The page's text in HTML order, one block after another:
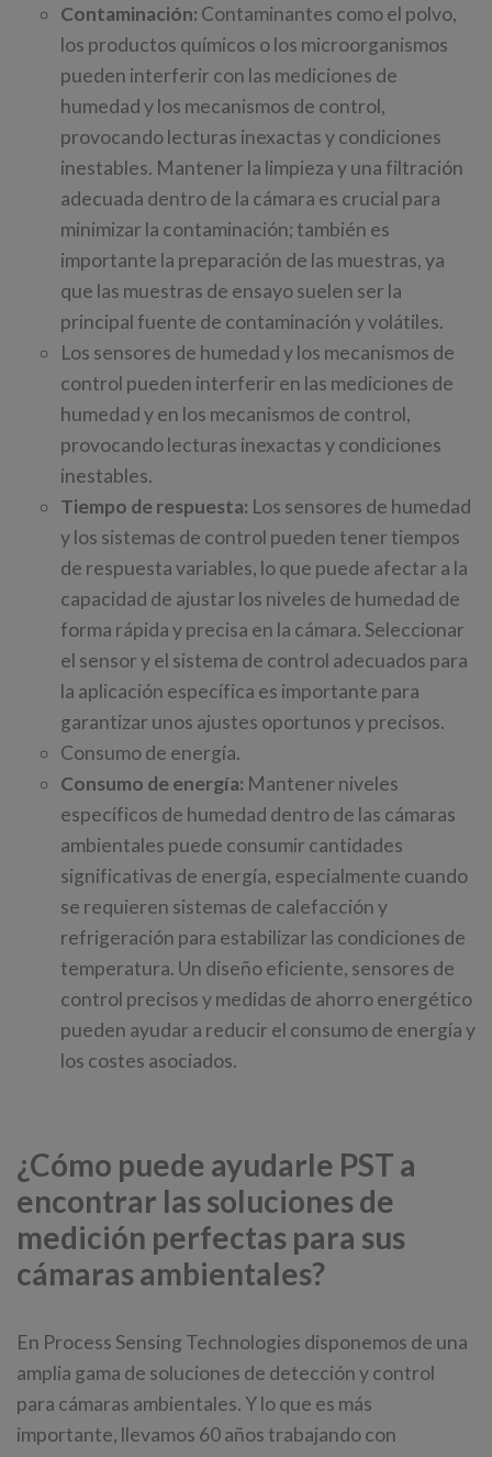
Contaminación: Contaminantes como el polvo,
los productos químicos o los microorganismos
pueden interferir con las mediciones de
humedad y los mecanismos de control,
provocando lecturas inexactas y condiciones
inestables. Mantener la limpieza y una filtración
adecuada dentro de la cámara es crucial para
minimizar la contaminación; también es
importante la preparación de las muestras, ya
que las muestras de ensayo suelen ser la
principal fuente de contaminación y volátiles.
Los sensores de humedad y los mecanismos de
control pueden interferir en las mediciones de
humedad y en los mecanismos de control,
provocando lecturas inexactas y condiciones
inestables.
Tiempo de respuesta: Los sensores de humedad
y los sistemas de control pueden tener tiempos
de respuesta variables, lo que puede afectar a la
capacidad de ajustar los niveles de humedad de
forma rápida y precisa en la cámara. Seleccionar
el sensor y el sistema de control adecuados para
la aplicación específica es importante para
garantizar unos ajustes oportunos y precisos.
Consumo de energía.
Consumo de energía: Mantener niveles
específicos de humedad dentro de las cámaras
ambientales puede consumir cantidades
significativas de energía, especialmente cuando
se requieren sistemas de calefacción y
refrigeración para estabilizar las condiciones de
temperatura. Un diseño eficiente, sensores de
control precisos y medidas de ahorro energético
pueden ayudar a reducir el consumo de energía y
los costes asociados.
¿Cómo puede ayudarle PST a
encontrar las soluciones de
medición perfectas para sus
cámaras ambientales?
En Process Sensing Technologies disponemos de una
amplia gama de soluciones de detección y control
para cámaras ambientales. Y lo que es más
importante, llevamos 60 años trabajando con